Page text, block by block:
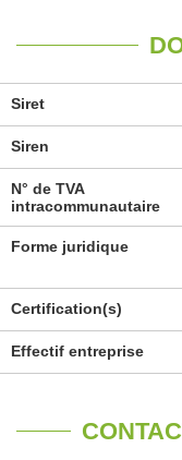
Siret
Siren
N° de TVA
intracommunautaire
Forme juridique
Certification(s)
Effectif entreprise